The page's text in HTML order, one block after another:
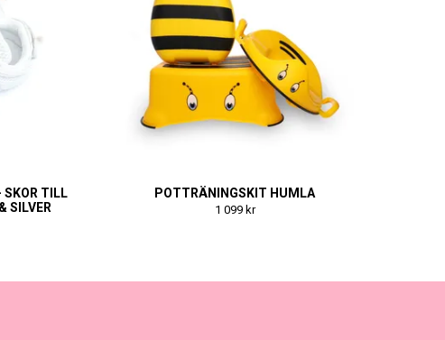
SKOR TILL
SILVER
POTTRÄNINGSKIT HUMLA
1 099 kr